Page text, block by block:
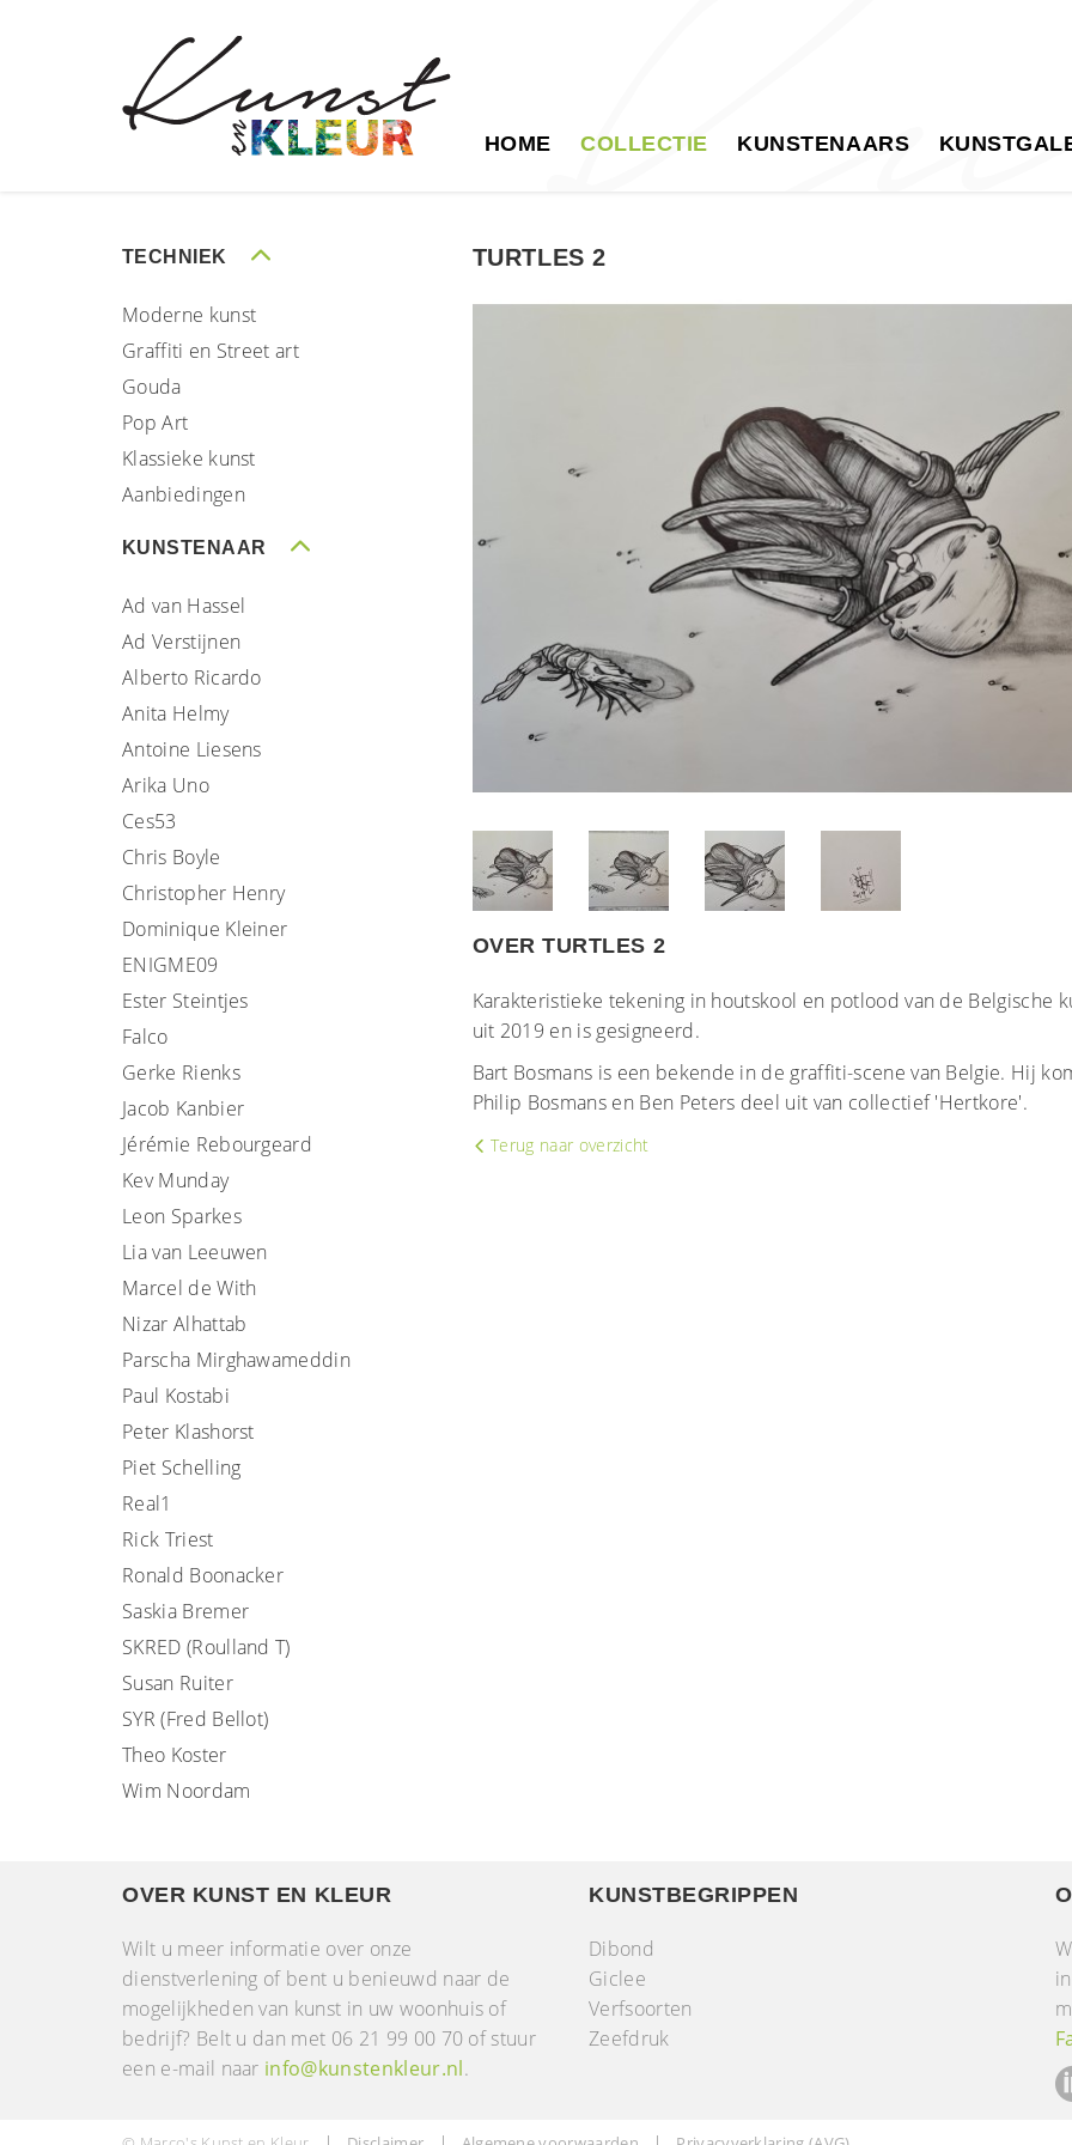
HOME COLLECTIE KUNSTENAARS
TECHNIEK
Moderne kunst
Graffiti en Street art
Gouda
Pop Art
Klassieke kunst
Aanbiedingen
KUNSTENAAR
Ad van Hassel
Ad Verstijnen
Alberto Ricardo
Anita Helmy
Antoine Liesens
Arika Uno
Ces53
Chris Boyle
Christopher Henry
Dominique Kleiner
ENIGME09
Ester Steintjes
Falco
Gerke Rienks
Jacob Kanbier
Jérémie Rebourgeard
Kev Munday
Leon Sparkes
Lia van Leeuwen
Marcel de With
Nizar Alhattab
Parscha Mirghawameddin
Paul Kostabi
Peter Klashorst
Piet Schelling
Real1
Rick Triest
Ronald Boonacker
Saskia Bremer
SKRED (Roulland T)
Susan Ruiter
SYR (Fred Bellot)
Theo Koster
Wim Noordam
TURTLES 2
OVER TURTLES 2
Karakteristieke tekening in houtskool en potlood van de Belgische
uit 2019 en is gesigneerd.
Bart Bosmans is een bekende in de graffiti-scene van Belgie. Hij
Philip Bosmans en Ben Peters deel uit van collectief 'Hertkore'.
Terug naar overzicht
OVER KUNST EN KLEUR
Wilt u meer informatie over onze
dienstverlening of bent u benieuwd naar de
mogelijkheden van kunst in uw woonhuis of
bedrijf? Belt u dan met 06 21 99 00 70 of stuur
een e-mail naar info@kunstenkleur.nl.
KUNSTBEGRIPPEN
Dibond
Giclee
Verfsoorten
Zeefdruk